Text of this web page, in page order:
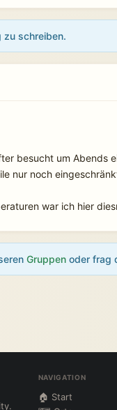
zu schreiben.
besucht um Abends
nur noch
war ich hier
Gruppen oder frag
NAVIGATION
🏠 Start